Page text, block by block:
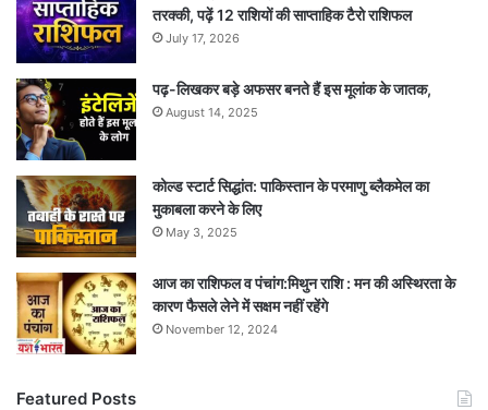
तरक्की, पढ़ें 12 राशियों की साप्ताहिक टैरो राशिफल
July 17, 2026
पढ़-लिखकर बड़े अफसर बनते हैं इस मूलांक के जातक,
August 14, 2025
कोल्ड स्टार्ट सिद्धांत: पाकिस्तान के परमाणु ब्लैकमेल का
मुकाबला करने के लिए
May 3, 2025
आज का राशिफल व पंचांग:मिथुन राशि : मन की अस्थिरता के
कारण फैसले लेने में सक्षम नहीं रहेंगे
November 12, 2024
Featured Posts